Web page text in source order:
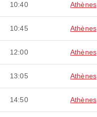
10:40 Athènes
10:45 Athènes
12:00 Athènes
13:05 Athènes
14:50 Athènes